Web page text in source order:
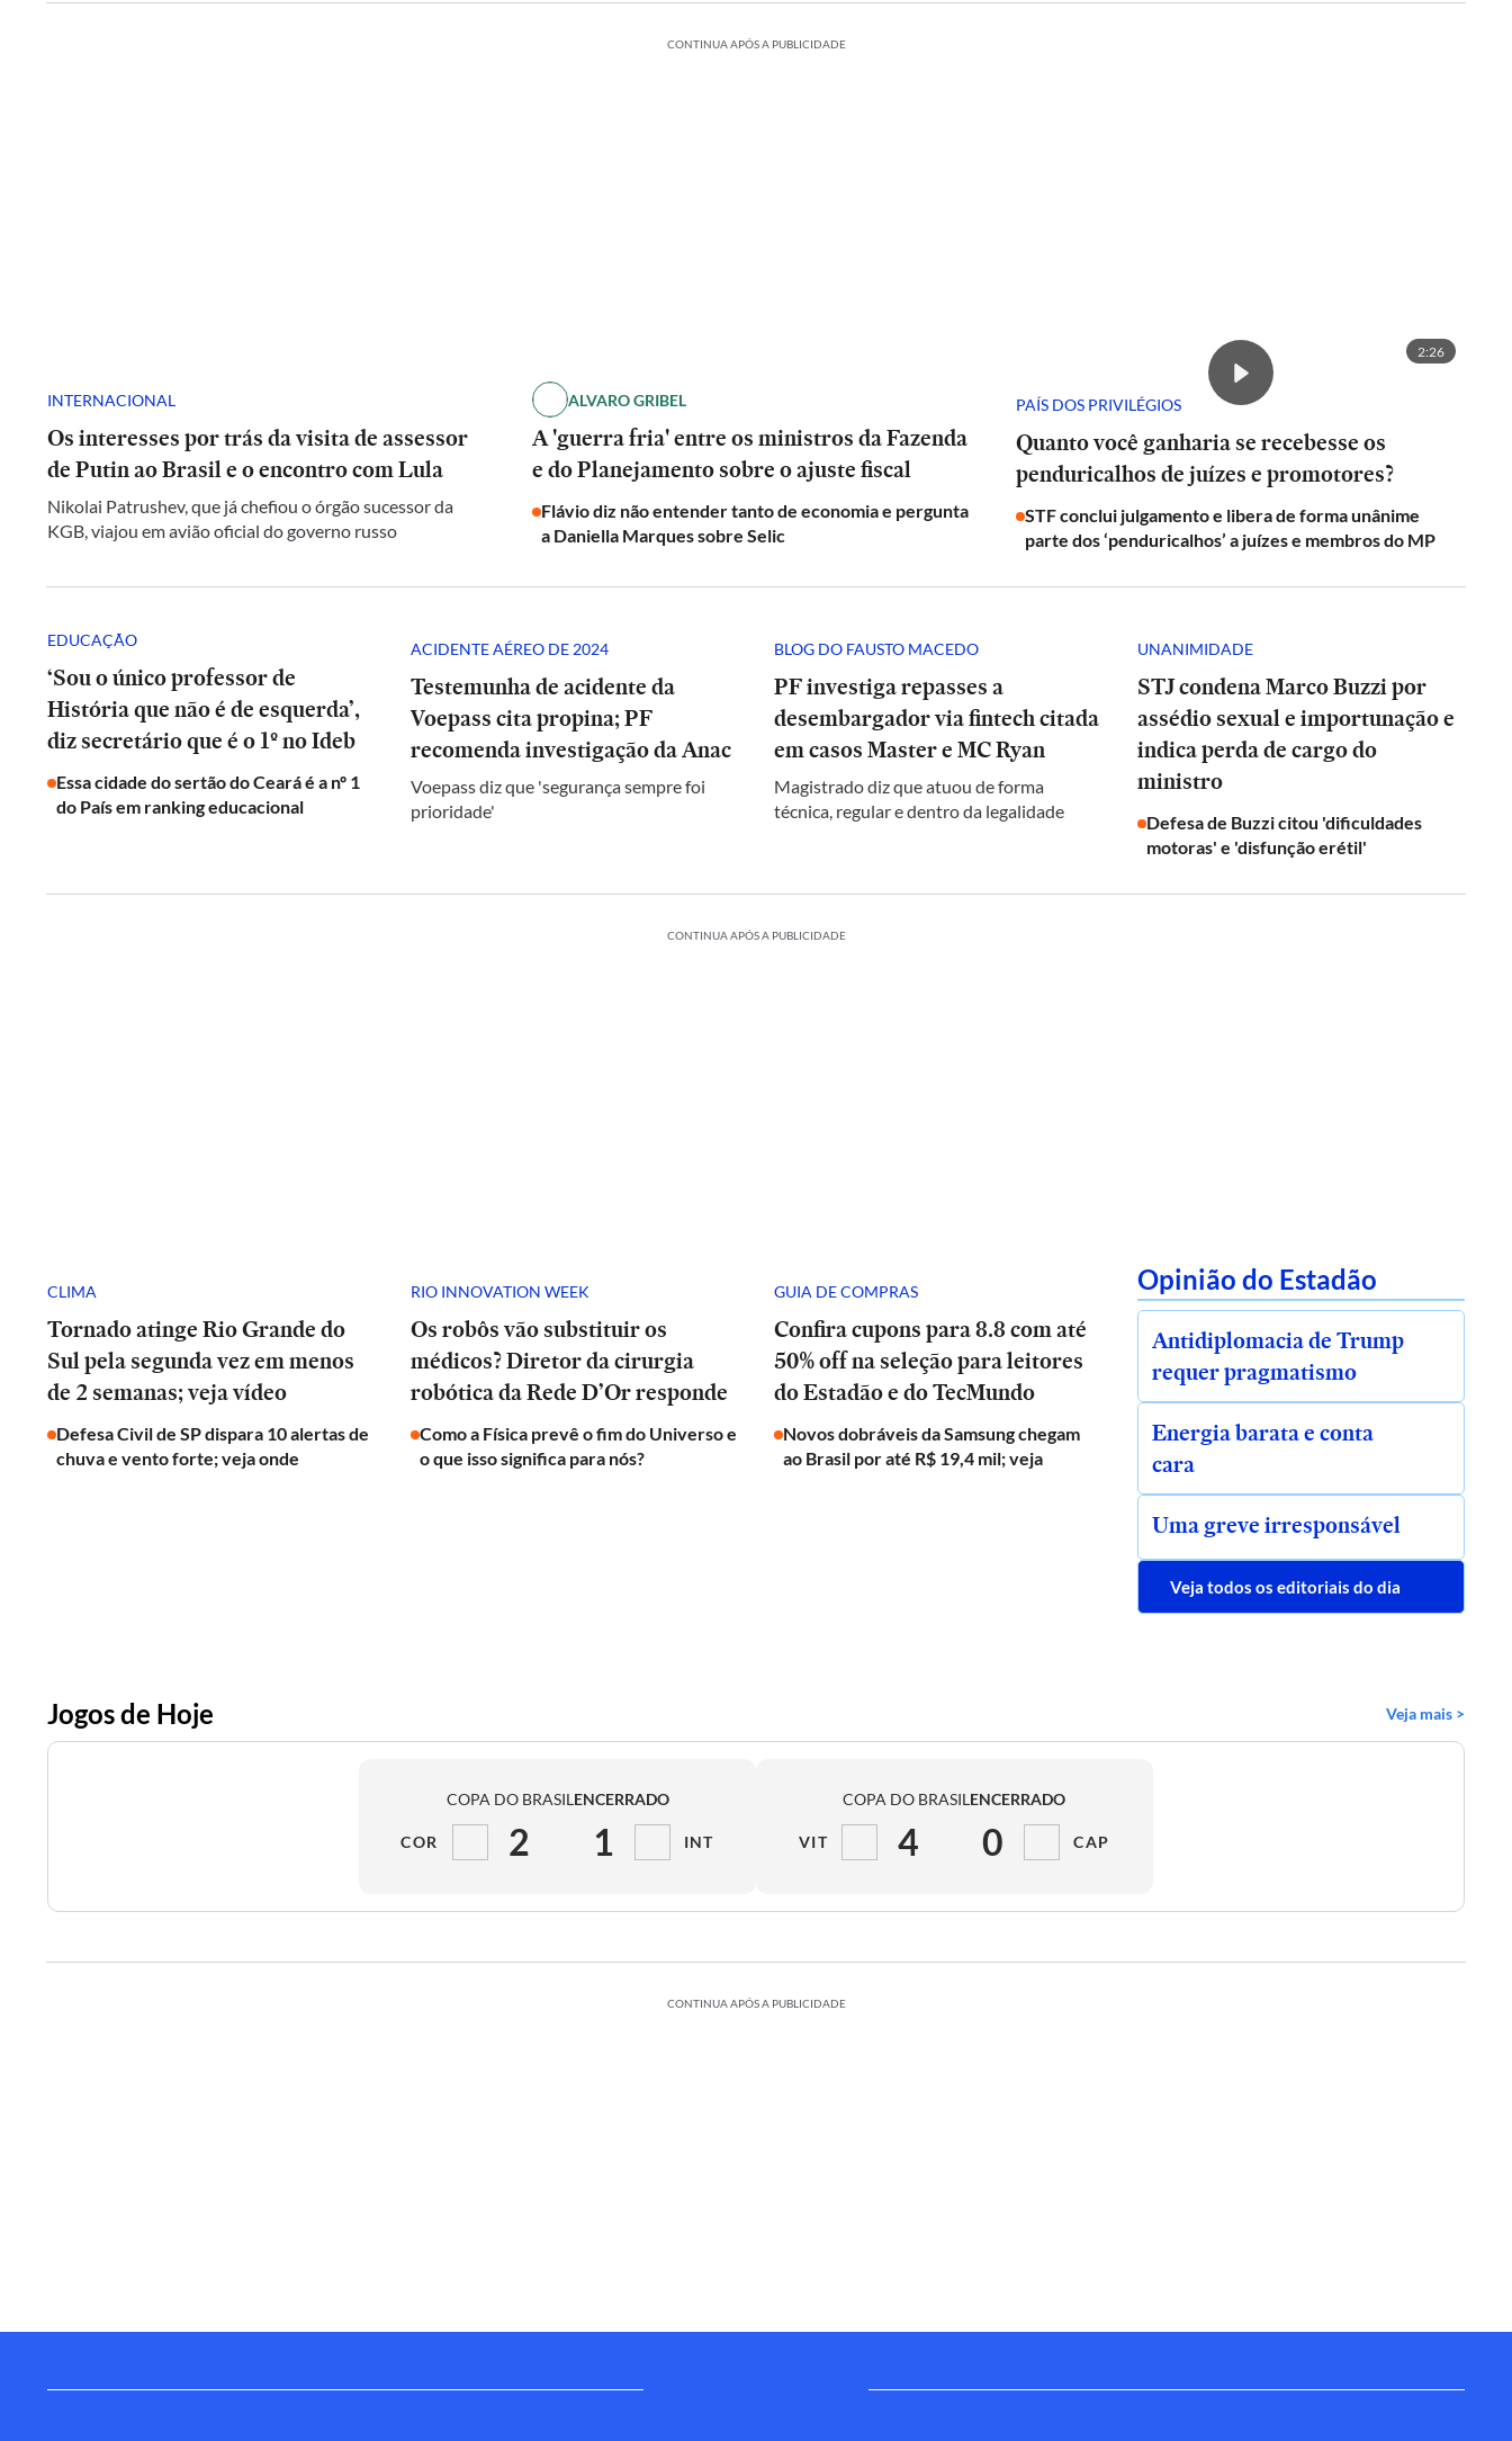
CONTINUA APÓS A PUBLICIDADE
INTERNACIONAL
Os interesses por trás da visita de assessor
de Putin ao Brasil e o encontro com Lula
Nikolai Patrushev, que já chefiou o órgão sucessor da
KGB, viajou em avião oficial do governo russo
ALVARO GRIBEL
A 'guerra fria' entre os ministros da Fazenda
e do Planejamento sobre o ajuste fiscal
Flávio diz não entender tanto de economia e pergunta
a Daniella Marques sobre Selic
2:26
PAÍS DOS PRIVILÉGIOS
Quanto você ganharia se recebesse os
penduricalhos de juízes e promotores?
STF conclui julgamento e libera de forma unânime
parte dos ‘penduricalhos’ a juízes e membros do MP
EDUCAÇÃO
‘Sou o único professor de
História que não é de esquerda’,
diz secretário que é o 1º no Ideb
Essa cidade do sertão do Ceará é a nº 1
do País em ranking educacional
ACIDENTE AÉREO DE 2024
Testemunha de acidente da
Voepass cita propina; PF
recomenda investigação da Anac
Voepass diz que 'segurança sempre foi
prioridade'
BLOG DO FAUSTO MACEDO
PF investiga repasses a
desembargador via fintech citada
em casos Master e MC Ryan
Magistrado diz que atuou de forma
técnica, regular e dentro da legalidade
UNANIMIDADE
STJ condena Marco Buzzi por
assédio sexual e importunação e
indica perda de cargo do
ministro
Defesa de Buzzi citou 'dificuldades
motoras' e 'disfunção erétil'
CONTINUA APÓS A PUBLICIDADE
CLIMA
Tornado atinge Rio Grande do
Sul pela segunda vez em menos
de 2 semanas; veja vídeo
Defesa Civil de SP dispara 10 alertas de
chuva e vento forte; veja onde
RIO INNOVATION WEEK
Os robôs vão substituir os
médicos? Diretor da cirurgia
robótica da Rede D’Or responde
Como a Física prevê o fim do Universo e
o que isso significa para nós?
GUIA DE COMPRAS
Confira cupons para 8.8 com até
50% off na seleção para leitores
do Estadão e do TecMundo
Novos dobráveis da Samsung chegam
ao Brasil por até R$ 19,4 mil; veja
Opinião do Estadão
Antidiplomacia de Trump
requer pragmatismo
Energia barata e conta
cara
Uma greve irresponsável
Veja todos os editoriais do dia
Jogos de Hoje Veja mais >
COPA DO BRASILENCERRADO
COR 2 1 INT
COPA DO BRASILENCERRADO
VIT 4 0 CAP
CONTINUA APÓS A PUBLICIDADE